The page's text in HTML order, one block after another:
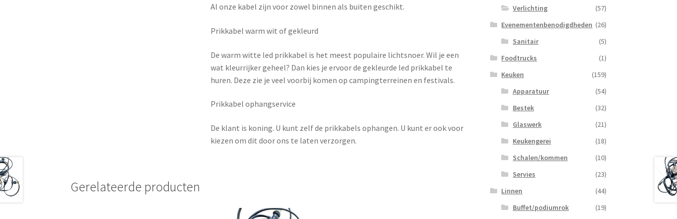
Al onze kabel zijn voor zowel binnen als buiten geschikt.
Prikkabel warm wit of gekleurd
De warm witte led prikkabel is het meest populaire lichtsnoer. Wil je een
wat kleurrijker geheel? Dan kies je ervoor de gekleurde led prikkabel te
huren. Deze zie je veel voorbij komen op campingterreinen en festivals.
Prikkabel ophangservice
De klant is koning. U kunt zelf de prikkabels ophangen. U kunt er ook voor
kiezen om dit door ons te laten verzorgen.
Gerelateerde producten
Verlichting
(57)
Evenementenbenodigdheden (26)
Sanitair
(5)
Foodtrucks
(1)
Keuken
(159)
Apparatuur
(54)
Bestek
(32)
Glaswerk
(21)
Keukengerei
(18)
Schalen/kommen
(10)
Servies
(23)
Linnen
(44)
Buffet/podiumrok
(19)